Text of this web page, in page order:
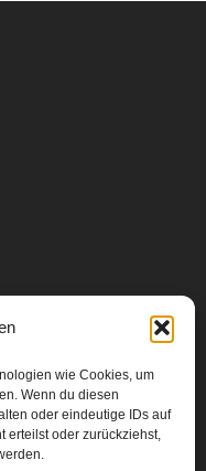
wie Cookies, um
Wenn du diesen
oder eindeutige IDs auf
erteilst oder zurückziehst,